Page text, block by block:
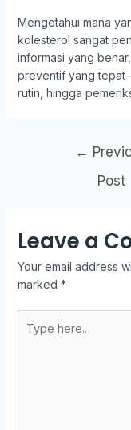
Mengetahui mana
kolesterol sangat
informasi yang
preventif yang
rutin, hingga
←
Post
Leave a
Your email address
marked *